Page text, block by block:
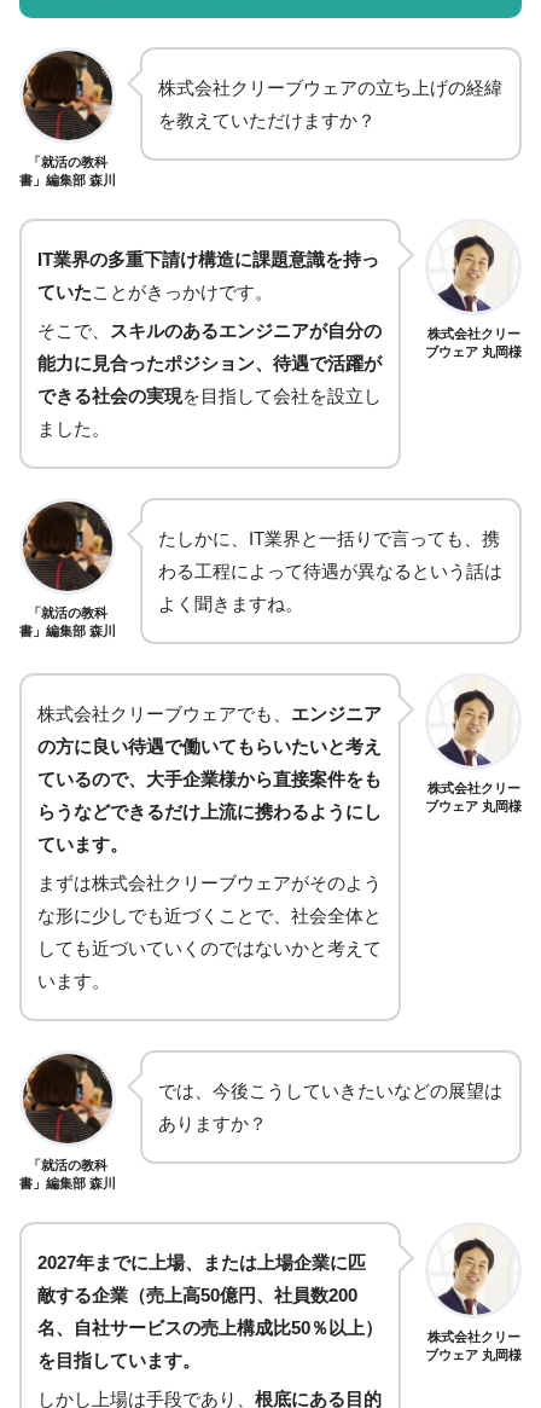
「就活の教科
書」編集部 森川
株式会社クリーブウェアの立ち上げの経緯
を教えていただけますか？
IT業界の多重下請け構造に課題意識を持っ
ていたことがきっかけです。
そこで、
スキルのあるエンジニアが自分の
能力に見合ったポジション、待遇で活躍が
できる社会の実現を目指して会社を設立し
ました。
株式会社クリー
ブウェア 丸岡様
「就活の教科
書」編集部 森川
たしかに、IT業界と一括りで言っても、携
わる工程によって待遇が異なるという話は
よく聞きますね。
株式会社クリーブウェアでも、 エンジニア
の方に良い待遇で働いてもらいたいと考え
ているので、大手企業様から直接案件をも
らうなどできるだけ上流に携わるようにし
ています。
まずは株式会社クリーブウェアがそのよう
な形に少しでも近づくことで、社会全体と
しても近づいていくのではないかと考えて
います。
株式会社クリー
ブウェア 丸岡様
「就活の教科
書」編集部 森川
では、今後こうしていきたいなどの展望は
ありますか？
2027年までに上場、または上場企業に匹
敵する企業（売上高50億円、社員数200
名、自社サービスの売上構成比50％以上）
を目指しています。
しかし上場は手段であり、 根底にある目的
株式会社クリー
ブウェア 丸岡様